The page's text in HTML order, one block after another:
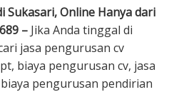
Sukasari, Online Hanya dari
– Jika Anda tinggal di
jasa pengurusan cv
biaya pengurusan cv, jasa
pengurusan pendirian